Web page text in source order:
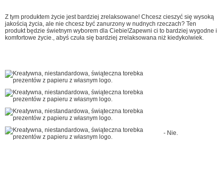
Z tym produktem życie jest bardziej zrelaksowane! Chcesz cieszyć się wysoką
jakością życia, ale nie chcesz być zanurzony w nudnych rzeczach? Ten
produkt będzie świetnym wyborem dla Ciebie!Zapewni ci to bardziej wygodne i
komfortowe życie., abyś czuła się bardziej zrelaksowana niż kiedykolwiek.
- Nie.